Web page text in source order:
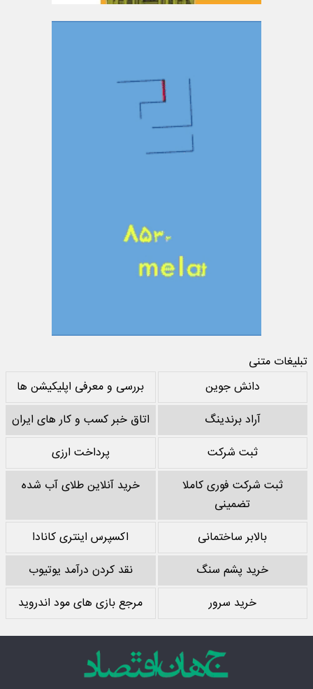
تبلیغات متنی
دانش جوین
بررسی و معرفی اپلیکیشن ها
آراد برندینگ
اتاق خبر کسب و کار های ایران
ثبت شرکت
پرداخت ارزی
ثبت شرکت فوری کاملا
تضمینی
خرید آنلاین طلای آب شده
بالابر ساختمانی
اکسپرس اینتری کانادا
خرید پشم سنگ
نقد کردن درآمد یوتیوب
خرید سرور
مرجع بازی های مود اندروید